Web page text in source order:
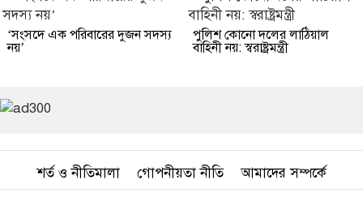
‘সংসদে এক পরিবারের দুজন সদস্য
নয়’
পুলিশ কোনো দলের লাঠিয়াল
বাহিনী নয়: স্বরাষ্ট্রমন্ত্রী
শর্ত ও নীতিমালা গোপনীয়তা নীতি আমাদের সম্পর্কে